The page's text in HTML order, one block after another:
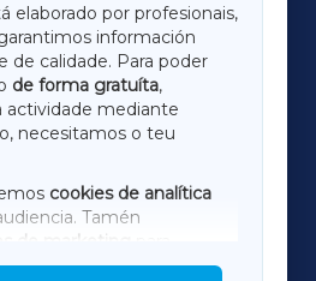
elaborado por profesionais,
información
de calidade. Para poder
de forma gratuíta,
actividade mediante
necesitamos o teu
cookies de analítica
Tamén
de marketing
de terceiros.
LUGOXA
AMARIÑAXA